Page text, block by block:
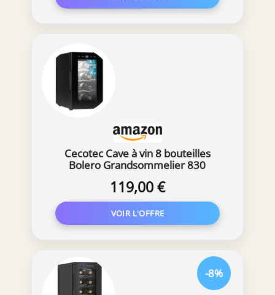
Cecotec Cave à vin 8 bouteilles
Bolero Grandsommelier 830
thermoélectrique, Température
réglable entre 8 et 18°C,
Commande tactile et affichage, Gaz
non nocif.
119,00 €
-8%